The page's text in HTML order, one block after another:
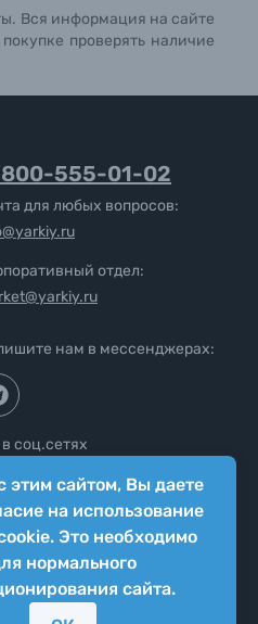
Вся информация на сайте
проверять наличие
этим сайтом, Вы даете
на использование
Это необходимо
нормального
сайта.
555-01-02
для любых вопросов:
отдел:
нам в мессенджерах:
соц.сетях